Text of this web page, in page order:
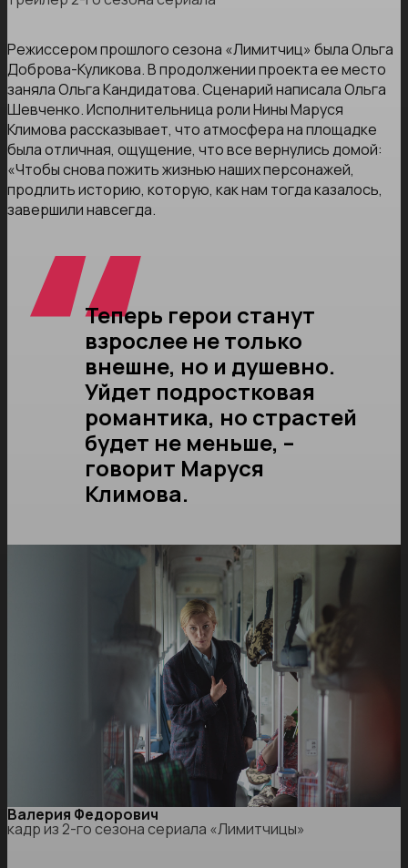
Режиссером прошлого сезона «Лимитчиц» была Ольга
Доброва-Куликова. В продолжении проекта ее место
заняла Ольга Кандидатова. Сценарий написала Ольга
Шевченко. Исполнительница роли Нины Маруся
Климова рассказывает, что атмосфера на площадке
была отличная, ощущение, что все вернулись домой:
«Чтобы снова пожить жизнью наших персонажей,
продлить историю, которую, как нам тогда казалось,
завершили навсегда.
Теперь герои станут
взрослее не только
внешне, но и душевно.
Уйдет подростковая
романтика, но страстей
будет не меньше, –
говорит Маруся
Климова.
Валерия Федорович
кадр из 2-го сезона сериала «Лимитчицы»